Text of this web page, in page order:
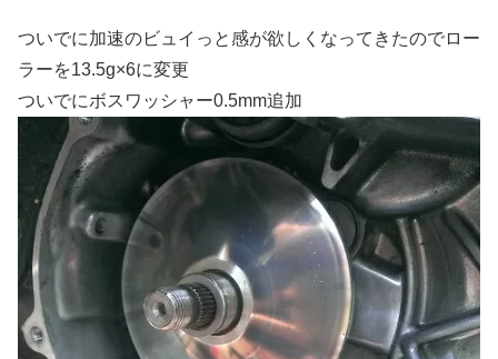
ついでに加速のビュイっと感が欲しくなってきたのでロー
ラーを13.5g×6に変更
ついでにボスワッシャー0.5mm追加